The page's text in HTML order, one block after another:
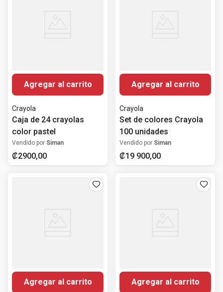
Agregar al carrito
Crayola
Caja de 24 crayolas
color pastel
Vendido por Siman
₡2900,00
Agregar al carrito
Crayola
Set de colores Crayola
100 unidades
Vendido por Siman
₡19 900,00
Agregar al carrito Agregar al carrito